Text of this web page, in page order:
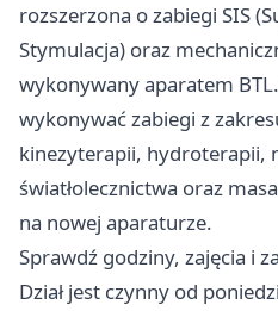
rozszerzona o zabiegi SIS
Stymulacja) oraz
wykonywany aparatem
wykonywać zabiegi z
kinezyterapii, hydroterapii,
światłolecznictwa oraz
na nowej aparaturze.
Sprawdź godziny, zajęcia i
Dział jest czynny od